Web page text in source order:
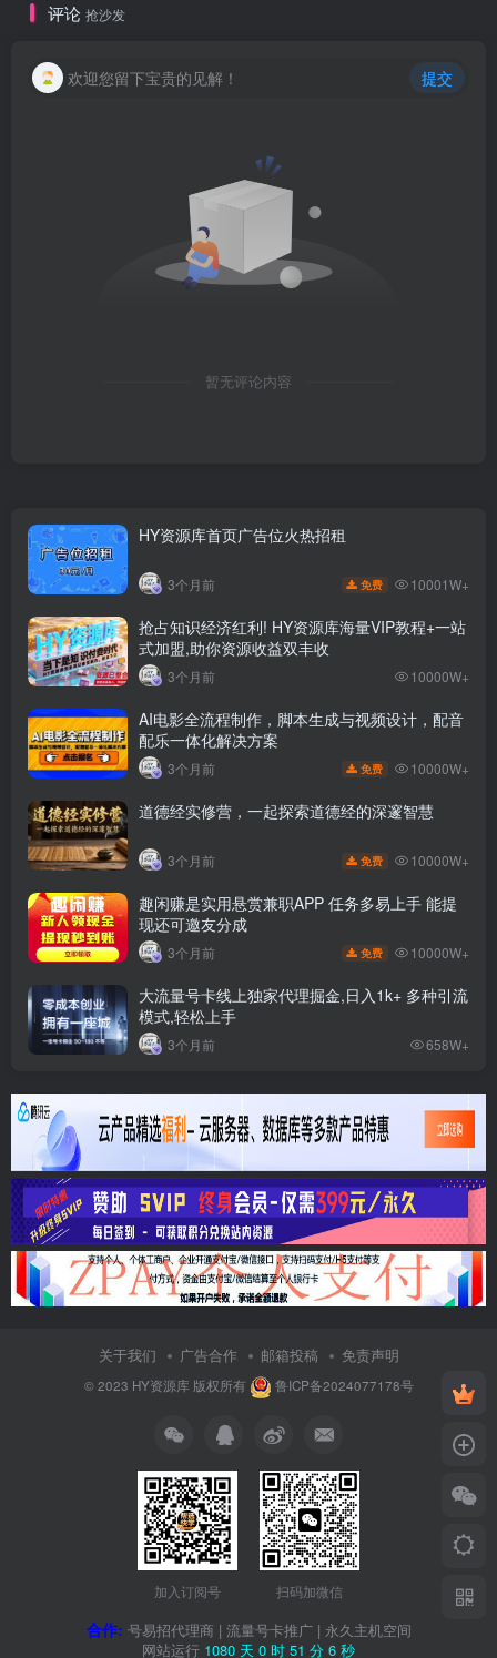
评论 抢沙发
欢迎您留下宝贵的见解！ 提交
暂无评论内容
HY资源库首页广告位火热招租
3个月前 免费 10001W+
抢占知识经济红利! HY资源库海量VIP教程+一站
式加盟,助你资源收益双丰收
3个月前 10000W+
AI电影全流程制作，脚本生成与视频设计，配音
配乐一体化解决方案
3个月前 免费 10000W+
道德经实修营，一起探索道德经的深邃智慧
3个月前 免费 10000W+
趣闲赚是实用悬赏兼职APP 任务多易上手 能提
现还可邀友分成
3个月前 免费 10000W+
大流量号卡线上独家代理掘金,日入1k+ 多种引流
模式,轻松上手
3个月前 658W+
关于我们 广告合作 邮箱投稿 免责声明
© 2023 HY资源库版权所有 鲁ICP备2024077178号
加入订阅号 扫码加微信
合作: 号易招代理商 | 流量号卡推广| 永久主机空间
网站运行 1080 天 0 时 51 分 7 秒